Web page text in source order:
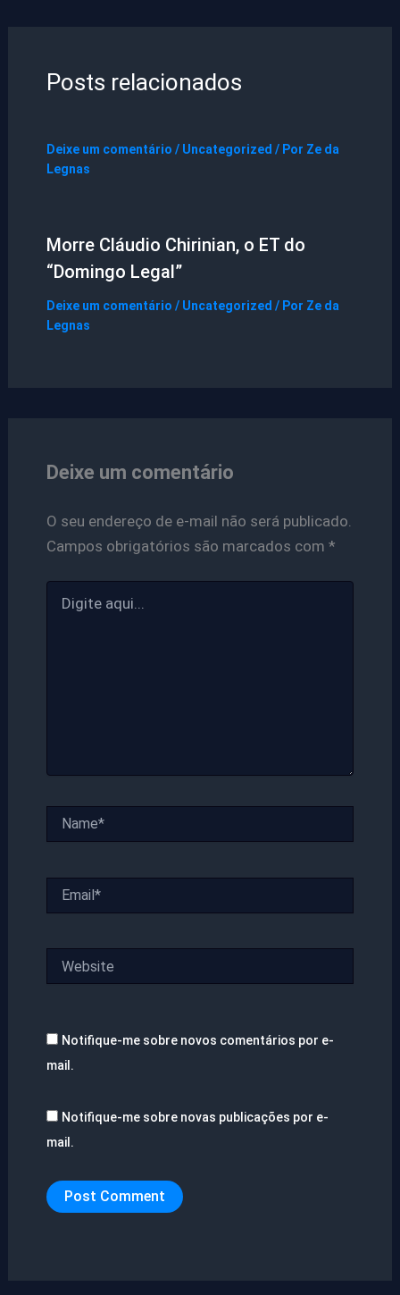
Posts relacionados
Deixe um comentário / Uncategorized / Por Ze da
Legnas
Morre Cláudio Chirinian, o ET do
“Domingo Legal”
Deixe um comentário / Uncategorized / Por Ze da
Legnas
Deixe um comentário
O seu endereço de e-mail não será publicado.
Campos obrigatórios são marcados com *
aqui...
Notifique-me sobre novos comentários por e-
mail.
Notifique-me sobre novas publicações por e-
mail.